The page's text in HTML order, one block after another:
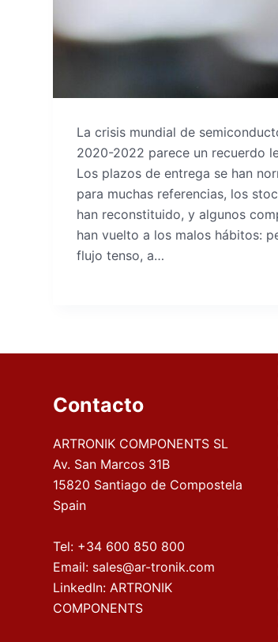
La crisis mundial de
2020-2022 parece un recuerdo
Los plazos de entrega se han
para muchas referencias, los
han reconstituido, y algunos
han vuelto a los malos hábitos:
flujo tenso, a…
Contacto
ARTRONIK COMPONENTS SL
Av. San Marcos 31B
15820 Santiago de Compostela
Spain
Tel: +34 600 850 800
Email: sales@ar-tronik.com
LinkedIn:ARTRONIK
COMPONENTS